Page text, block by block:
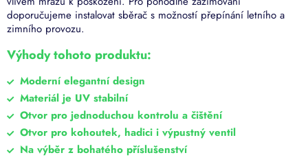
doporučujeme instalovat sběrač s možností přepínání letního a
zimního provozu.
Výhody tohoto produktu:
Moderní elegantní design
Materiál je UV stabilní
Otvor pro jednoduchou kontrolu a čištění
Otvor pro kohoutek, hadici i výpustný ventil
Na výběr z bohatého příslušenství